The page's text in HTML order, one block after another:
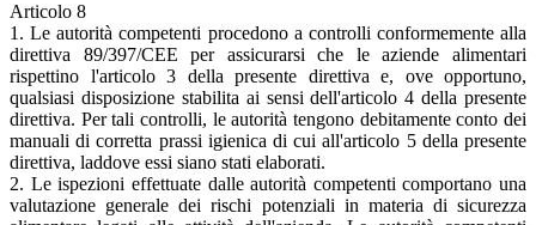
Articolo 8
1. Le autorità competenti procedono a controlli conformemente alla
direttiva 89/397/CEE per assicurarsi che le aziende alimentari
rispettino l'articolo 3 della presente direttiva e, ove opportuno,
qualsiasi disposizione stabilita ai sensi dell'articolo 4 della presente
direttiva. Per tali controlli, le autorità tengono debitamente conto dei
manuali di corretta prassi igienica di cui all'articolo 5 della presente
direttiva, laddove essi siano stati elaborati.
2. Le ispezioni effettuate dalle autorità competenti comportano una
valutazione generale dei rischi potenziali in materia di sicurezza